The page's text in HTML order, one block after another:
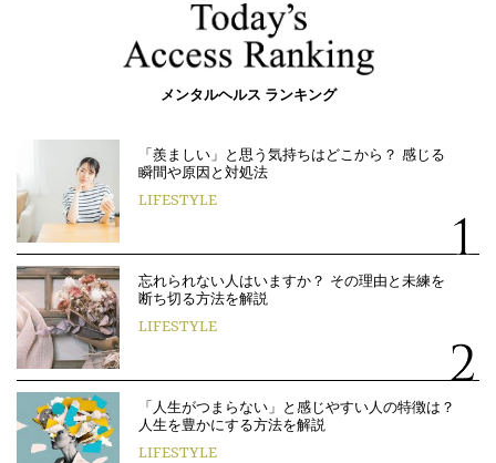
メンタルヘルス ランキング
「羨ましい」と思う気持ちはどこから？ 感じる
瞬間や原因と対処法
LIFESTYLE
忘れられない人はいますか？ その理由と未練を
断ち切る方法を解説
LIFESTYLE
「人生がつまらない」と感じやすい人の特徴は？
人生を豊かにする方法を解説
LIFESTYLE